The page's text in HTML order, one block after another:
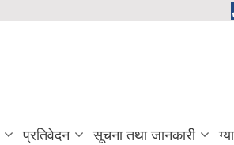
प्रतिवेदन सूचना तथा जानकारी